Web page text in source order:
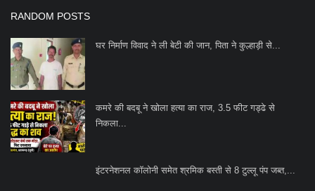
RANDOM POSTS
घर निर्माण विवाद ने ली बेटी की जान, पिता ने कुल्हाड़ी से...
कमरे की बदबू ने खोला हत्या का राज, 3.5 फीट गड्ढे से
निकला...
इंटरनेशनल कॉलोनी समेत श्रमिक बस्ती से 8 टुल्लू पंप जब्त,...